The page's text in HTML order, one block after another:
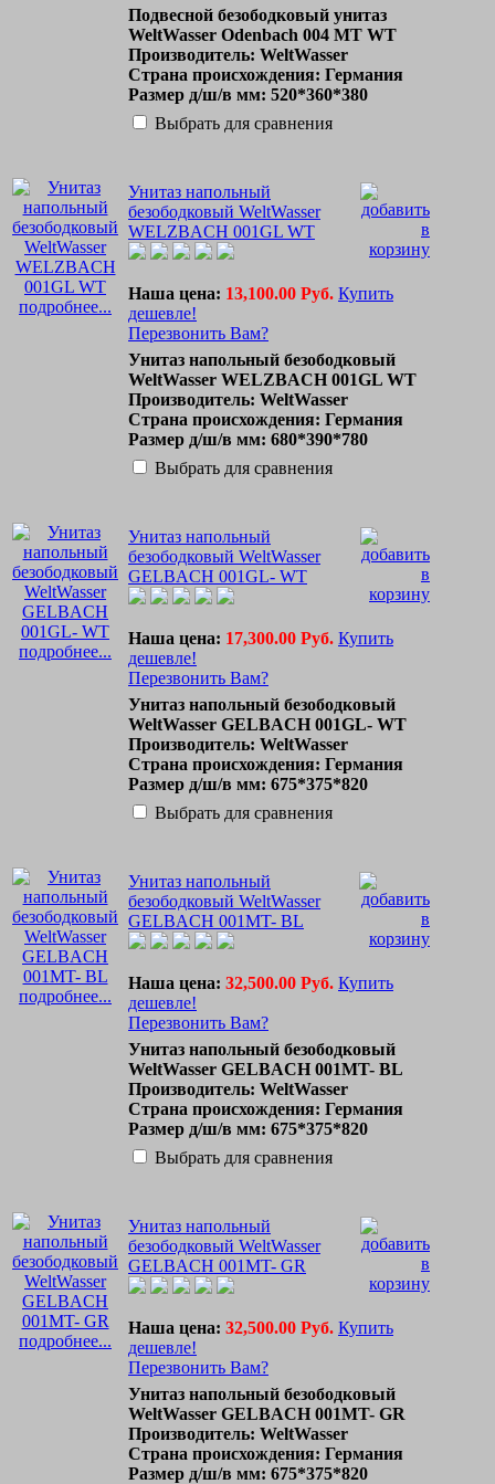
Подвесной безободковый унитаз
WeltWasser Odenbach 004 MT WT
Производитель: WeltWasser
Страна происхождения: Германия
Размер д/ш/в мм: 520*360*380
Выбрать для сравнения
подробнее...
Унитаз напольный
безободковый WeltWasser
WELZBACH 001GL WT
Наша цена: 13,100.00 Руб. Купить
дешевле!
Перезвонить Вам?
Унитаз напольный безободковый
WeltWasser WELZBACH 001GL WT
Производитель: WeltWasser
Страна происхождения: Германия
Размер д/ш/в мм: 680*390*780
Выбрать для сравнения
подробнее...
Унитаз напольный
безободковый WeltWasser
GELBACH 001GL- WT
Наша цена: 17,300.00 Руб. Купить
дешевле!
Перезвонить Вам?
Унитаз напольный безободковый
WeltWasser GELBACH 001GL- WT
Производитель: WeltWasser
Страна происхождения: Германия
Размер д/ш/в мм: 675*375*820
Выбрать для сравнения
подробнее...
Унитаз напольный
безободковый WeltWasser
GELBACH 001MT- BL
Наша цена: 32,500.00 Руб. Купить
дешевле!
Перезвонить Вам?
Унитаз напольный безободковый
WeltWasser GELBACH 001MT- BL
Производитель: WeltWasser
Страна происхождения: Германия
Размер д/ш/в мм: 675*375*820
Выбрать для сравнения
подробнее...
Унитаз напольный
безободковый WeltWasser
GELBACH 001MT- GR
Наша цена: 32,500.00 Руб. Купить
дешевле!
Перезвонить Вам?
Унитаз напольный безободковый
WeltWasser GELBACH 001MT- GR
Производитель: WeltWasser
Страна происхождения: Германия
Размер д/ш/в мм: 675*375*820